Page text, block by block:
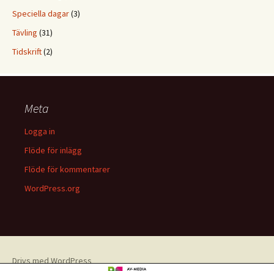
Speciella dagar(3)
Tävling (31)
Tidskrift(2)
Meta
Logga in
Flöde för inlägg
Flöde för kommentarer
WordPress.org
Drivs med WordPress